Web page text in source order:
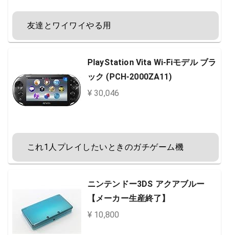
友達とワイワイやる用
PlayStation Vita Wi-Fiモデル ブラ
ック (PCH-2000ZA11)
¥ 30,046
これ1人プレイしたいときのガチゲーム機
ニンテンドー3DS アクアブルー
【メーカー生産終了】
¥ 10,800